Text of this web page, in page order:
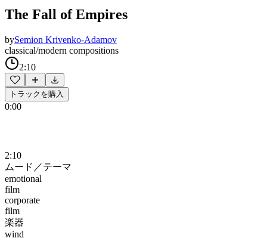
The Fall of Empires
bySemion Krivenko-Adamov
classical/modern compositions
2:10
トラックを購入
0:00
2:10
ムード／テーマ
emotional
film
corporate
film
楽器
wind